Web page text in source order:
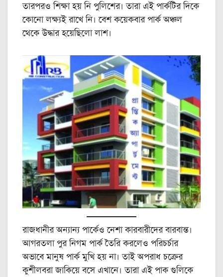
তারপরও শিক্ষা হয় নি পুলিশের। তারা এই পার্কটির দিকে
কোনো লক্ষ্যই রাখে নি। বেশ কয়েকবার পার্ক অঞ্চল
থেকে উদ্ধার হয়েছিলো লাশ।
রাজধানীর অন্যান্য পার্কেও নেশা কারবারীদের বারবান্ত।
আগরতলা পুর নিগম পার্ক তৈরি করলেও পরিচর্চার
অভাবে মানুষ পার্ক মুখি হয় না। তাই অপরাধ চক্রের
কুশীলবরা জাকিয়ে বসে এখানে। তারা এই পাক গুলিকে